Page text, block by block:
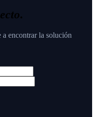
.
a encontrar la solución